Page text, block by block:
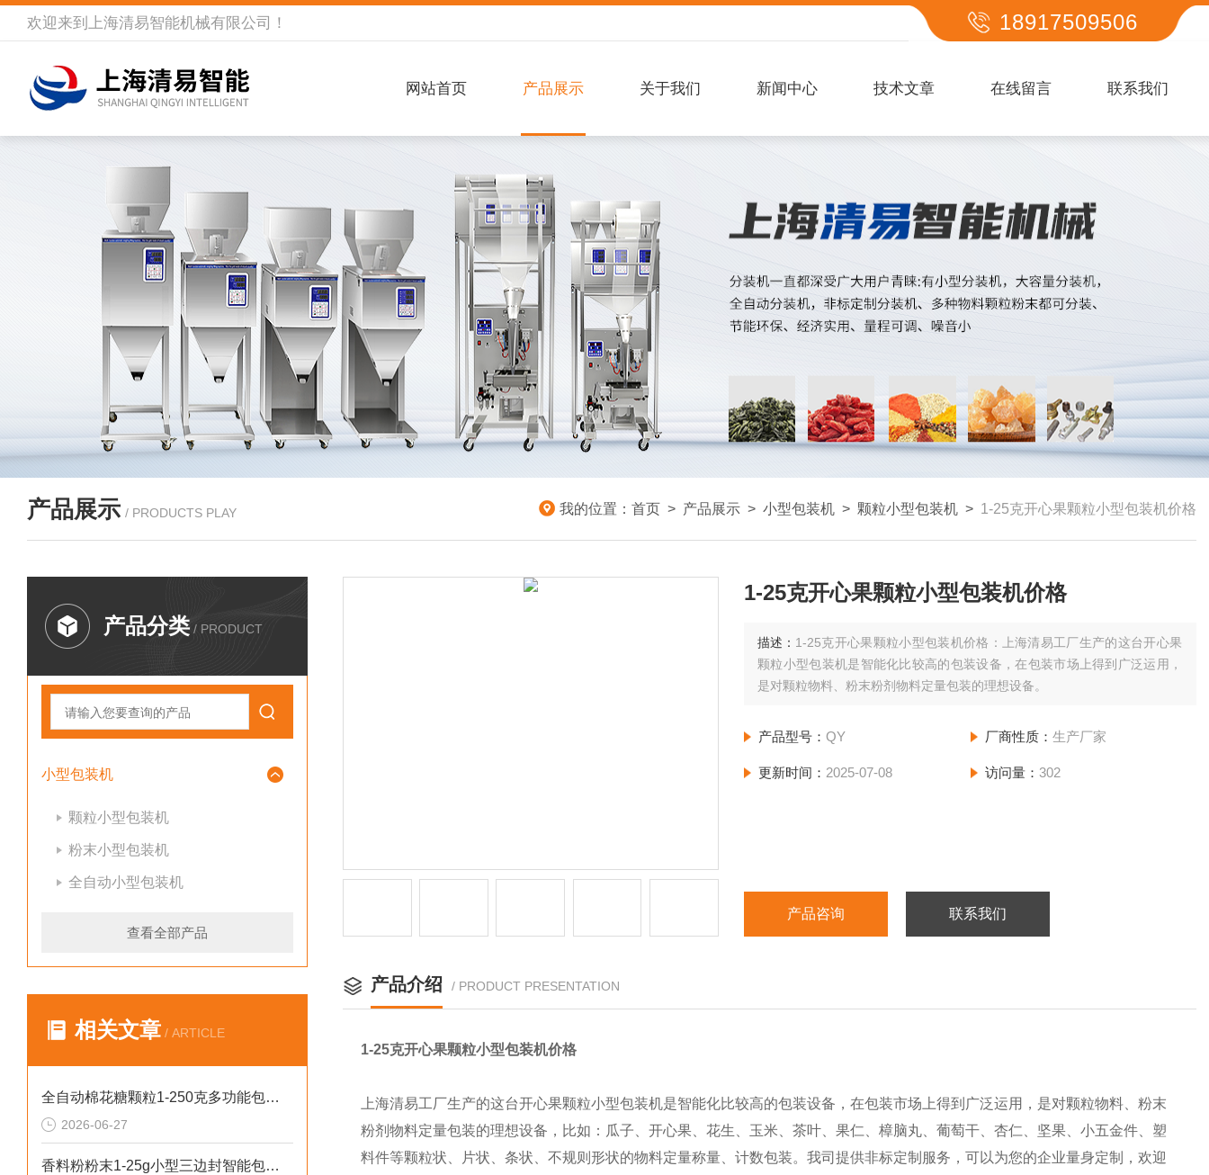
欢迎来到 上海清易智能机械有限公司 ！ 18917509506
网站首页 产品展示 关于我们 新闻中心 技术文章 在线留言 联系我们
产品展示 / PRODUCTS PLAY 我的位置： 首页 > 产品展示 > 小型包装机 > 颗粒小型包装机 > 1-25克开心果颗粒小型包装机价格
产品分类 / PRODUCT
小型包装机
颗粒小型包装机
粉末小型包装机
全自动小型包装机
查看全部产品
相关文章 / ARTICLE
全自动棉花糖颗粒1-250克多功能包装机新型号
2026-06-27
香料粉粉末1-25g小型三边封智能包装机操作简单
1-25克开心果颗粒小型包装机价格
描述： 1-25克开心果颗粒小型包装机价格：上海清易工厂生产的这台开心果
颗粒小型包装机是智能化比较高的包装设备，在包装市场上得到广泛运用，
是对颗粒物料、粉末粉剂物料定量包装的理想设备。
产品型号：QY 厂商性质： 生产厂家
更新时间： 2025-07-08 访问量： 302
产品咨询 联系我们
产品介绍 / PRODUCT PRESENTATION
1-25克开心果颗粒小型包装机价格
上海清易工厂生产的这台开心果颗粒小型包装机是智能化比较高的包装设备，在包装市场上得到广泛运用，是对颗粒物料、粉末
粉剂物料定量包装的理想设备，比如：瓜子、开心果、花生、玉米、茶叶、果仁、樟脑丸、葡萄干、杏仁、坚果、小五金件、塑
料件等颗粒状、片状、条状、不规则形状的物料定量称量、计数包装。我司提供非标定制服务，可以为您的企业量身定制，欢迎